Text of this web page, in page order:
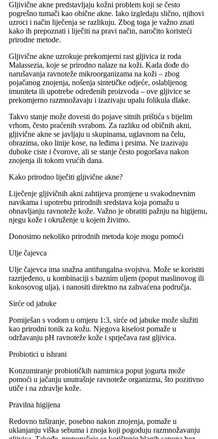
Gljivične akne predstavljaju kožni problem koji se često
pogrešno tumači kao obične akne. Iako izgledaju slično, njihovi
uzroci i način liječenja se razlikuju. Zbog toga je važno znati
kako ih prepoznati i liječiti na pravi način, naročito koristeći
prirodne metode.
Gljivične akne uzrokuje prekomjerni rast gljivica iz roda
Malassezia, koje se prirodno nalaze na koži. Kada dođe do
narušavanja ravnoteže mikroorganizama na koži – zbog
pojačanog znojenja, nošenja sintetičke odjeće, oslabljenog
imuniteta ili upotrebe određenih proizvoda – ove gljivice se
prekomjerno razmnožavaju i izazivaju upalu folikula dlake.
Takvo stanje može dovesti do pojave sitnih prištića s bijelim
vrhom, često praćenih svrabom. Za razliku od običnih akni,
gljivične akne se javljaju u skupinama, uglavnom na čelu,
obrazima, oko linije kose, na leđima i prsima. Ne izazivaju
duboke ciste i čvorove, ali se stanje često pogoršava nakon
znojenja ili tokom vrućih dana.
Kako prirodno liječiti gljivične akne?
Liječenje gljivičnih akni zahtijeva promjene u svakodnevnim
navikama i upotrebu prirodnih sredstava koja pomažu u
obnavljanju ravnoteže kože. Važno je obratiti pažnju na higijenu,
njegu kože i okruženje u kojem živimo.
Donosimo nekoliko prirodnih metoda koje mogu pomoći
Ulje čajevca
Ulje čajevca ima snažna antifungalna svojstva. Može se koristiti
razrijeđeno, u kombinaciji s baznim uljem (poput maslinovog ili
kokosovog ulja), i nanositi direktno na zahvaćena područja.
Sirće od jabuke
Pomiješan s vodom u omjeru 1:3, sirće od jabuke može služiti
kao prirodni tonik za kožu. Njegova kiselost pomaže u
održavanju pH ravnoteže kože i sprječava rast gljivica.
Probiotici u ishrani
Konzumiranje probiotičkih namirnica poput jogurta može
pomoći u jačanju unutrašnje ravnoteže organizma, što pozitivno
utiče i na zdravlje kože.
Pravilna higijena
Redovno tuširanje, posebno nakon znojenja, pomaže u
uklanjanju viška sebuma i znoja koji pogoduju razmnožavanju